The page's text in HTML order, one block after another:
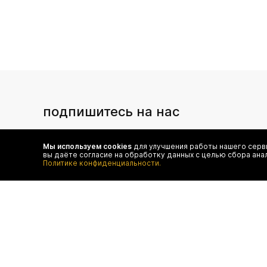
подпишитесь на нас
и специальным предложениям authentica.love
Мы используем cookies для улучшения работы нашего
вы даёте согласие на обработку данных с целью сбора
Политике конфиденциальности.